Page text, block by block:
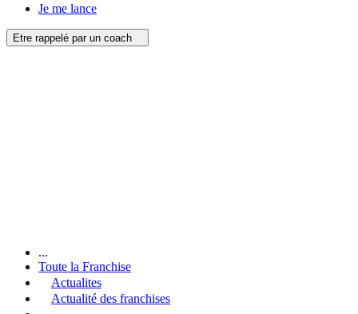
Je me lance
Etre rappelé par un coach
...
Toute la Franchise
Actualites
Actualité des franchises